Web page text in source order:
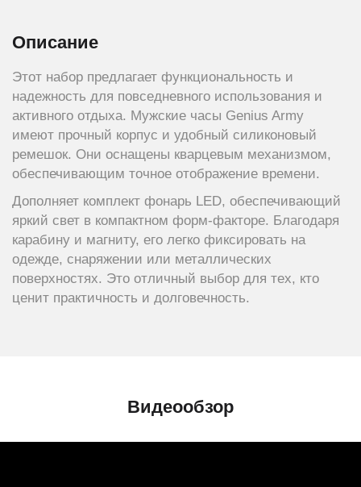
Описание
Этот набор предлагает функциональность и
надежность для повседневного использования и
активного отдыха. Мужские часы Genius Army
имеют прочный корпус и удобный силиконовый
ремешок. Они оснащены кварцевым механизмом,
обеспечивающим точное отображение времени.
Дополняет комплект фонарь LED, обеспечивающий
яркий свет в компактном форм-факторе. Благодаря
карабину и магниту, его легко фиксировать на
одежде, снаряжении или металлических
поверхностях. Это отличный выбор для тех, кто
ценит практичность и долговечность.
Видеообзор